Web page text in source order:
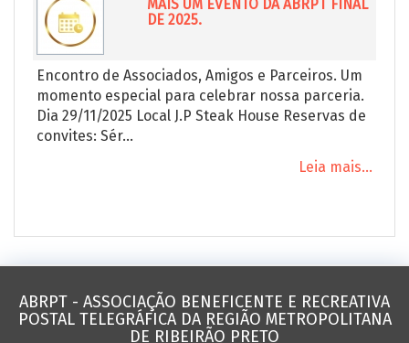
MAIS UM EVENTO DA ABRPT FINAL
DE 2025.
Encontro de Associados, Amigos e Parceiros. Um
momento especial para celebrar nossa parceria.
Dia 29/11/2025 Local J.P Steak House Reservas de
convites: Sér...
Leia mais...
ABRPT - ASSOCIAÇÃO BENEFICENTE E RECREATIVA
POSTAL TELEGRÁFICA DA REGIÃO METROPOLITANA
DE RIBEIRÃO PRETO